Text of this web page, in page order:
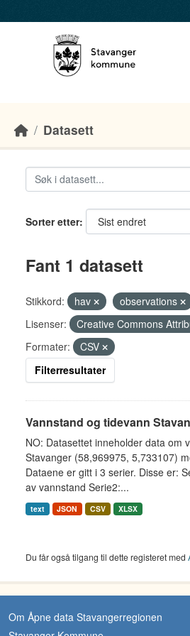
Datasett
Sorter etter
Fant 1 datasett
Stikkord: hav observations
Lisenser:
Creative Commons
Formater:
CSV
Filterresultater
Vannstand og tidevann
NO: Datasettet inneholder data om
Stavanger (58,969975, 5,733107)
Dataene er gitt i 3 serier. Disse er:
av vannstand Serie2:...
text JSON CSV XLSX
Du får også tilgang til dette registeret med
Om Åpne data Stavangerregionen